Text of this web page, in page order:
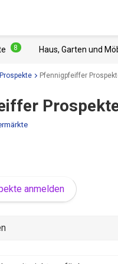
8 Haus, Garten und
Pfennigpfeiffer
anmelden